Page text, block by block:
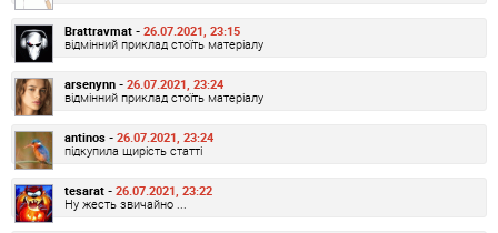
Brattravmat - 26.07.2021, 23:15
відмінний приклад стоїть матеріалу
arsenynn - 26.07.2021, 23:24
відмінний приклад стоїть матеріалу
antinos - 26.07.2021, 23:24
підкупила щирість статті
tesarat - 26.07.2021, 23:22
Ну жесть звичайно ...